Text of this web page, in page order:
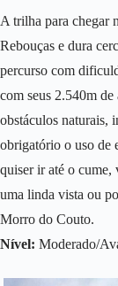
A trilha para chegar
Rebouças e dura
percurso com
com seus 2.540m
obstáculos naturais,
obrigatório o uso de
quiser ir até o cume,
uma linda vista ou
Morro do Couto.
Nível: Moderado/